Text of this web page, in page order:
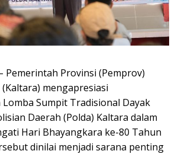
Pemerintah Provinsi (Pemprov)
mengapresiasi
Sumpit Tradisional Dayak
Daerah (Polda) Kaltara dalam
Hari Bhayangkara ke-80 Tahun
dinilai menjadi sarana penting